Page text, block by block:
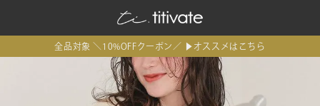
全品対象 ＼10%OFFクーポン／ ▶オススメはこちら